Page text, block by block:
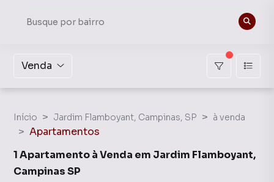
Venda
Início Jardim Flamboyant, Campinas, SP à venda
Apartamentos
1 Apartamento à Venda em Jardim Flamboyant,
Campinas SP